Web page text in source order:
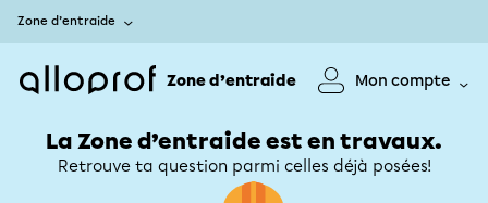
Zone d’entraide
Zone d’entraide Mon compte
La Zone d’entraide est en travaux.
Retrouve ta question parmi celles déjà posées!